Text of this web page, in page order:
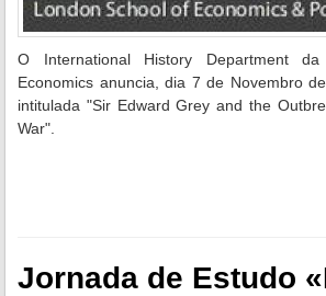
O International History Department
Economics anuncia, dia 7 de Novembro
intitulada "Sir Edward Grey and the
War".
Jornada de Estudo